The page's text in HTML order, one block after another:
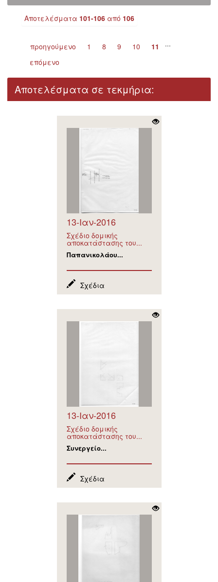
Αποτελέσματα 101-106 από 106
προηγούμενο 1 ...
8 9 10
11
επόμενο
Αποτελέσματα σε τεκμήρια:
13-Ιαν-2016
Σχέδιο δομικής
αποκατάστασης του...
Παπανικολάου...
Σχέδια
13-Ιαν-2016
Σχέδιο δομικής
αποκατάστασης του...
Συνεργείο...
Σχέδια